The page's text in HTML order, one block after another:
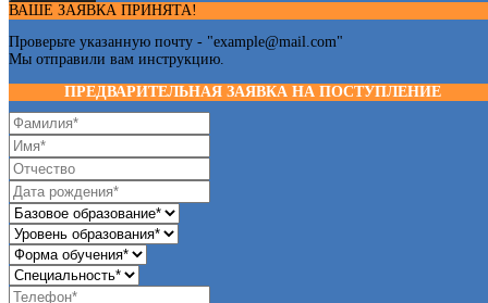
ВАШЕ ЗАЯВКА ПРИНЯТА!
Проверьте указанную почту - "example@mail.com"
Мы отправили вам инструкцию.
ПРЕДВАРИТЕЛЬНАЯ ЗАЯВКА НА ПОСТУПЛЕНИЕ